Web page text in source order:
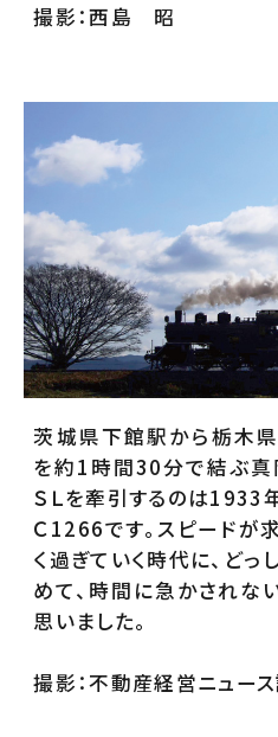
撮影：西島 昭
茨城県下館駅から栃木
を約1時間30分で結ぶ真
ＳＬを牽引するのは1933
Ｃ1266です。スピードが
く過ぎていく時代に、どっ
めて、時間に急かされな
思いました。
撮影：不動産経営ニュー